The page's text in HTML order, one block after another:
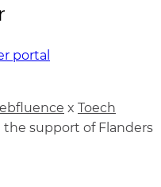
portal
x Toech
support of Flanders